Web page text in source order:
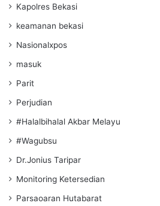
Kapolres Bekasi
keamanan bekasi
Nasionalxpos
masuk
Parit
Perjudian
#Halalbihalal Akbar Melayu
#Wagubsu
Dr.Jonius Taripar
Monitoring Ketersedian
Parsaoaran Hutabarat